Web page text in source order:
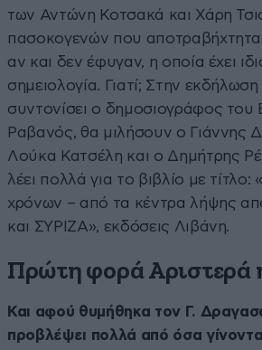
των Αντώνη Κοτσακά και Χάρη
πασοκογενών που
αν και δεν έφυγαν, η οποία έχει
σημειολογία. Γιατί; Στην
συντονίσει ο δημοσιογράφος του
Ραβανός, θα μιλήσουν ο Γιάννης
Λούκα Κατσέλη και ο Δημήτρης
λέει πολλά για το βιβλίο με τίτλο:
χρόνων – από τα κέντρα λήψης
και ΣΥΡΙΖΑ», εκδόσεις Λιβάνη.
Πρώτη φορά Αριστερά
Και αφού θυμήθηκα τον Γ.
προβλέψει πολλά από όσα